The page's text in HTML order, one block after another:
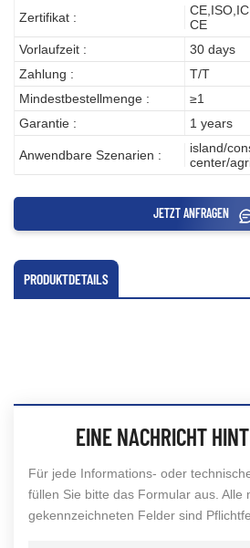
Zertifikat :
CE
Vorlaufzeit :
30 days
Zahlung :
T/T
Mindestbestellmenge :
≥1
Garantie :
1 years
Anwendbare Szenarien :
island/
center/
JETZT ANFRAGEN
PRODUKTDETAILS
EINE NACHRICHT
Für jede Informations- oder
füllen Sie bitte das Formular aus. Alle
gekennzeichneten Felder sind